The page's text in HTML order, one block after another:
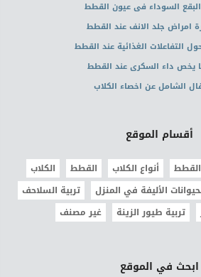
السوداء فى عيون القطط
امراض جلد الانف عند القطط
التفاعلات الغذائية عند القطط
يخص داء السكرى عند القطط
الشامل عن اخصاء الكلاب
أقسام الموقع
القطط أنواع الكلاب القطط
الكلاب
الأليفة في المنزل
تربية السلاحف
تربية طيور الزينة غير مصنف
ابحث في الموقع